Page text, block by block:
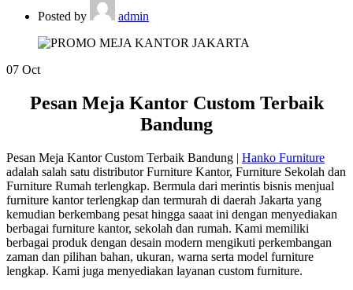
Posted by admin
07 Oct
Pesan Meja Kantor Custom Terbaik
Bandung
Pesan Meja Kantor Custom Terbaik Bandung | Hanko Furniture
adalah salah satu distributor Furniture Kantor, Furniture Sekolah dan
Furniture Rumah terlengkap. Bermula dari merintis bisnis menjual
furniture kantor terlengkap dan termurah di daerah Jakarta yang
kemudian berkembang pesat hingga saaat ini dengan menyediakan
berbagai furniture kantor, sekolah dan rumah. Kami memiliki
berbagai produk dengan desain modern mengikuti perkembangan
zaman dan pilihan bahan, ukuran, warna serta model furniture
lengkap. Kami juga menyediakan layanan custom furniture.